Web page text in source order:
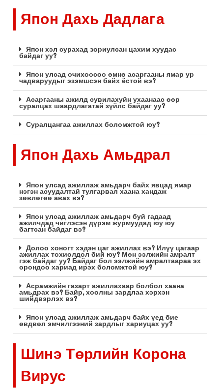
Япон Дахь Дадлага
Япон хэл сурахад зориулсан цахим хуудас
байдаг уу?
Япон улсад очихоосоо өмнө асаргааны ямар ур
чадваруудыг эзэмшсэн байх ёстой вэ?
Асаргааны ажилд сувилахуйн ухаанаас өөр
суралцах шаардлагатай зүйлс байдаг уу?
Суралцангаа ажиллах боломжтой юу?
Япон Дахь Амьдрал
Япон улсад ажиллаж амьдарч байх явцад ямар
нэгэн асуудалтай тулгарвал хаана хандаж
зөвлөгөө авах вэ?
Япон улсад ажиллаж амьдарч буй гадаад
ажилчдад чиглэсэн дүрэм журмуудад юу юу
багтсан байдаг вэ?
Долоо хоногт хэдэн цаг ажиллах вэ? Илүү цагаар
ажиллах тохиолдол бий юу? Мөн ээлжийн амралт
гэж байдаг уу? Байдаг бол ээлжийн амралтаараа эх
орондоо хариад ирэх боломжтой юу?
Асрамжийн газарт ажиллахаар болбол хаана
амьдрах вэ? Байр, хоолны зардлаа хэрхэн
шийдвэрлэх вэ?
Япон улсад ажиллаж амьдарч байх үед бие
өвдвөл эмчилгээний зардлыг хариуцах уу?
Шинэ Төрлийн Корона
Вирус